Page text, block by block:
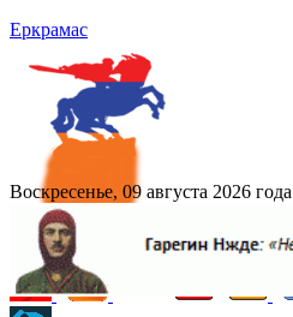
Еркрамас
Воскресенье, 09 августа 2026 года